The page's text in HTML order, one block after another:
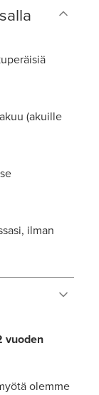
(akuille
ilman
vuoden
olemme